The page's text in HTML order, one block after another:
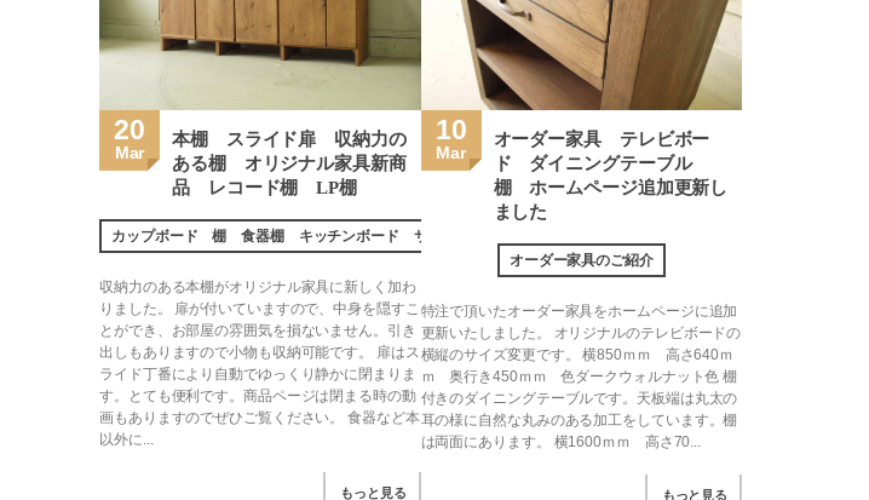
20
Mar
本棚 スライド扉 収納力の
ある棚 オリジナル家具新商
品 レコード棚 LP棚
カップボード 棚 食器棚 キッチンボード サイドボード
収納力のある本棚がオリジナル家具に新しく加わ
りました。 扉が付いていますので、中身を隠すこ
とができ、お部屋の雰囲気を損ないません。引き
出しもありますので小物も収納可能です。 扉はス
ライド丁番により自動でゆっくり静かに閉まりま
す。とても便利です。商品ページは閉まる時の動
画もありますのでぜひご覧ください。 食器など本
以外に...
もっと見る
10
Mar
オーダー家具 テレビボー
ド ダイニングテーブル
棚 ホームページ追加更新し
ました
オーダー家具のご紹介
特注で頂いたオーダー家具をホームページに追加
更新いたしました。 オリジナルのテレビボードの
横縦のサイズ変更です。 横850ｍｍ 高さ640ｍ
ｍ 奥行き450ｍｍ 色ダークウォルナット色 棚
付きのダイニングテーブルです。天板端は丸太の
耳の様に自然な丸みのある加工をしています。棚
は両面にあります。 横1600ｍｍ 高さ70...
もっと見る